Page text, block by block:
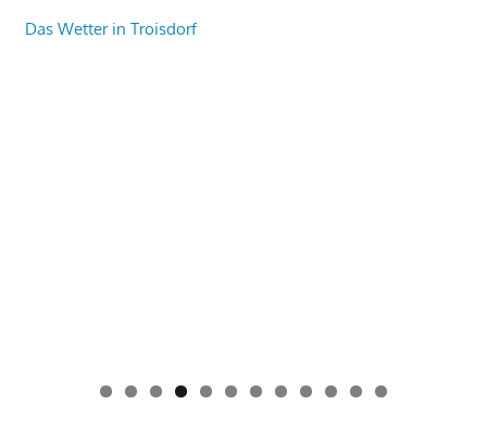
Das Wetter in Troisdorf
0 1 2